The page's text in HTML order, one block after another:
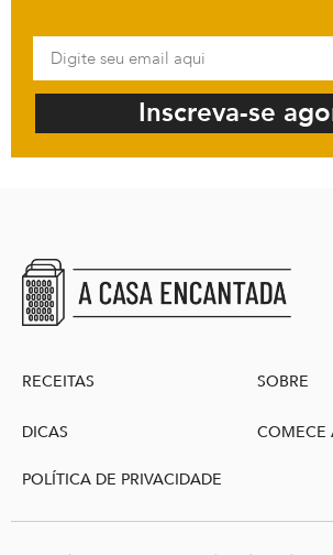
Inscreva-se
RECEITAS
DICAS
SOBRE
COMECE
POLÍTICA DE PRIVACIDADE